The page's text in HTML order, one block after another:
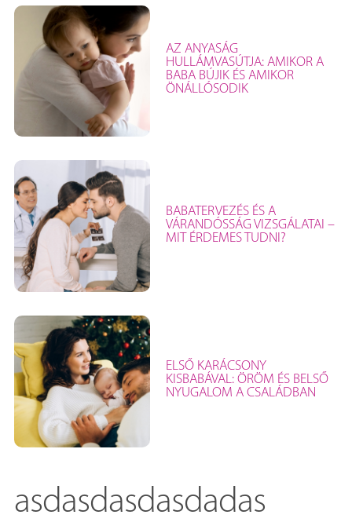
AZ ANYASÁG
HULLÁMVASÚTJA: AMIKOR A
BABA BÚJIK ÉS AMIKOR
ÖNÁLLÓSODIK
BABATERVEZÉS ÉS A
VÁRANDÓSSÁG VIZSGÁLATAI –
MIT ÉRDEMES TUDNI?
ELSŐ KARÁCSONY
KISBABÁVAL: ÖRÖM ÉS BELSŐ
NYUGALOM A CSALÁDBAN
asdasdasdasdadas